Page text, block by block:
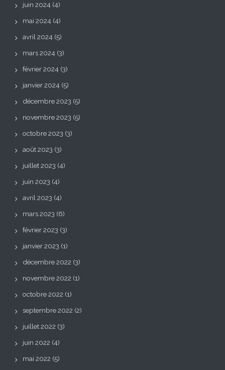
juin 2024 (4)
mai 2024 (4)
avril 2024 (5)
mars 2024 (3)
février 2024 (3)
janvier 2024 (5)
décembre 2023 (5)
novembre 2023 (5)
octobre 2023 (3)
août 2023 (3)
juillet 2023 (4)
juin 2023 (4)
avril 2023 (4)
mars 2023 (6)
février 2023 (3)
janvier 2023 (1)
décembre 2022 (3)
novembre 2022 (1)
octobre 2022 (1)
septembre 2022 (2)
juillet 2022 (3)
juin 2022 (4)
mai 2022 (5)